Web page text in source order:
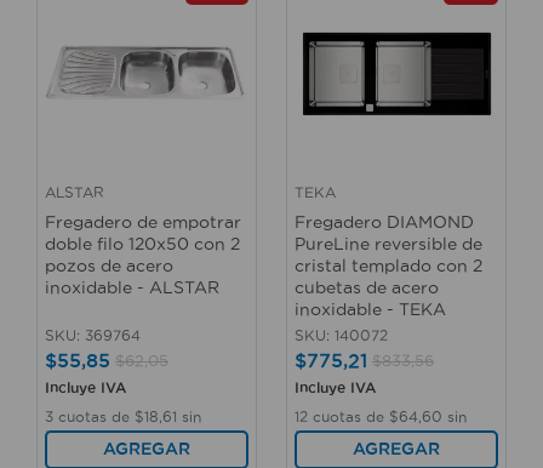
ALSTAR
Fregadero de empotrar
doble filo 120x50 con 2
pozos de acero
inoxidable - ALSTAR
SKU: 369764
$55,85 $62,05
Incluye IVA
3 cuotas de $18 61 sin
interés
AGREGAR
TEKA
Fregadero DIAMOND
PureLine reversible de
cristal templado con 2
cubetas de acero
inoxidable - TEKA
SKU: 140072
$775,21 $833,56
Incluye IVA
12 cuotas de $64 60 sin
interés
AGREGAR